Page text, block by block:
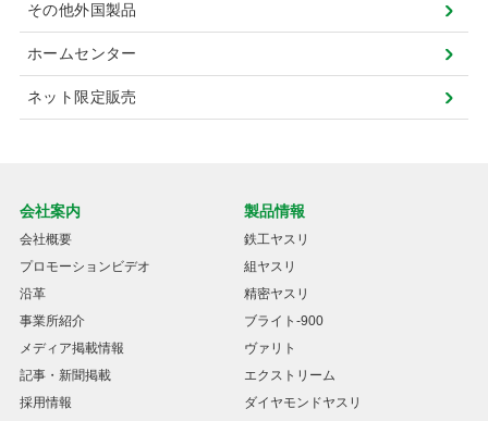
その他外国製品
ホームセンター
ネット限定販売
会社案内
会社概要
プロモーションビデオ
沿革
事業所紹介
メディア掲載情報
記事・新聞掲載
採用情報
製品情報
鉄工ヤスリ
組ヤスリ
精密ヤスリ
ブライト-900
ヴァリト
エクストリーム
ダイヤモンドヤスリ